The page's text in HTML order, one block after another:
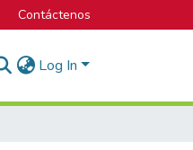
Contáctenos
Log In